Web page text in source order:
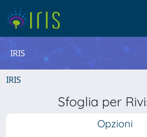
IRIS
IRIS
Sfoglia per
Opzioni